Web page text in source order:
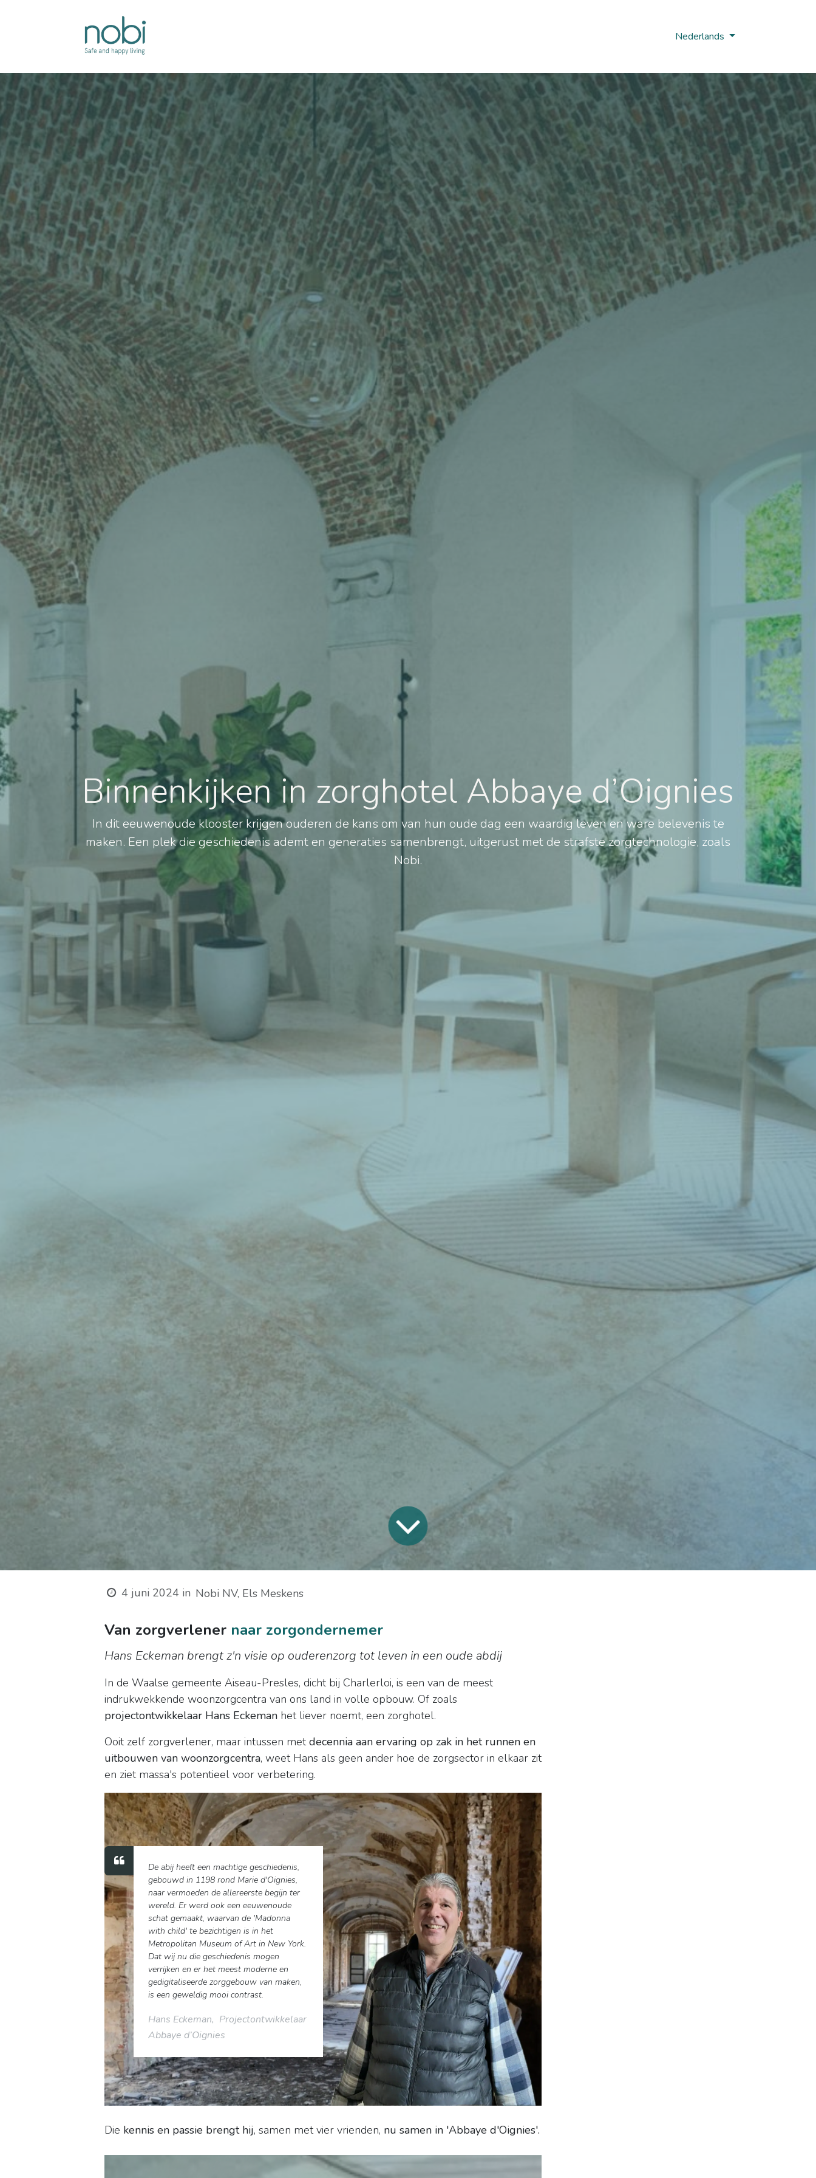
Nederlands
Binnenkijken in zorghotel Abbaye d’Oignies
In dit eeuwenoude klooster krijgen ouderen de kans om van hun oude dag een waardig leven en ware belevenis te
maken. Een plek die geschiedenis ademt en generaties samenbrengt, uitgerust met de strafste zorgtechnologie, zoals
Nobi.
4 juni 2024 in Nobi NV, Els Meskens
Van zorgverlener naar zorgondernemer
Hans Eckeman brengt z'n visie op ouderenzorg tot leven in een oude abdij
In de Waalse gemeente Aiseau-Presles, dicht bij Charlerloi, is een van de meest
indrukwekkende woonzorgcentra van ons land in volle opbouw. Of zoals
projectontwikkelaar Hans Eckeman het liever noemt, een zorghotel.
Ooit zelf zorgverlener, maar intussen metdecennia aan ervaring op zak in het runnen en
uitbouwen van woonzorgcentra, weet Hans als geen ander hoe de zorgsector in elkaar zit
en ziet massa's potentieel voor verbetering.
De abij heeft een machtige geschiedenis,
gebouwd in 1198 rond Marie d'Oignies,
naar vermoeden de allereerste begijn ter
wereld. Er werd ook een eeuwenoude
schat gemaakt, waarvan de 'Madonna
with child' te bezichtigen is in het
Metropolitan Museum of Art in New York.
Dat wij nu die geschiedenis mogen
verrijken en er het meest moderne en
gedigitaliseerde zorggebouw van maken,
is een geweldig mooi contrast.
Hans Eckeman, Projectontwikkelaar
Abbaye d’Oignies
Die kennis en passie brengt hij, samen met vier vrienden, nu samen in 'Abbaye d'Oignies'.